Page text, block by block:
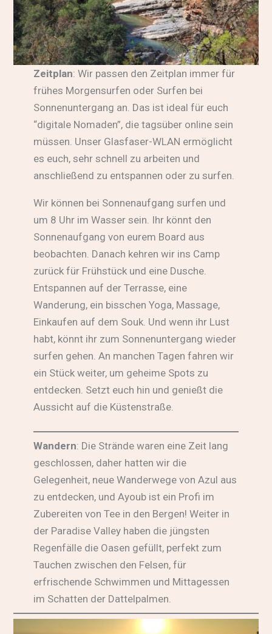
Zeitplan: Wir passen den Zeitplan immer für
frühes Morgensurfen oder Surfen bei
Sonnenuntergang an. Das ist ideal für euch
“digitale Nomaden”, die tagsüber online sein
müssen. Unser Glasfaser-WLAN ermöglicht
es euch, sehr schnell zu arbeiten und
anschließend zu entspannen oder zu surfen.
Wir können bei Sonnenaufgang surfen und
um 8 Uhr im Wasser sein. Ihr könnt den
Sonnenaufgang von eurem Board aus
beobachten. Danach kehren wir ins Camp
zurück für Frühstück und eine Dusche.
Entspannen auf der Terrasse, eine
Wanderung, ein bisschen Yoga, Massage,
Einkaufen auf dem Souk. Und wenn ihr Lust
habt, könnt ihr zum Sonnenuntergang wieder
surfen gehen. An manchen Tagen fahren wir
ein Stück weiter, um geheime Spots zu
entdecken. Setzt euch hin und genießt die
Aussicht auf die Küstenstraße.
Wandern: Die Strände waren eine Zeit lang
geschlossen, daher hatten wir die
Gelegenheit, neue Wanderwege von Azul aus
zu entdecken, und Ayoub ist ein Profi im
Zubereiten von Tee in den Bergen! Weiter in
der Paradise Valley haben die jüngsten
Regenfälle die Oasen gefüllt, perfekt zum
Tauchen zwischen den Felsen, für
erfrischende Schwimmen und Mittagessen
im Schatten der Dattelpalmen.